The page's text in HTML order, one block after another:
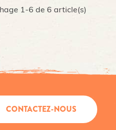
1-6 de 6 article(s)
CONTACTEZ-NOUS